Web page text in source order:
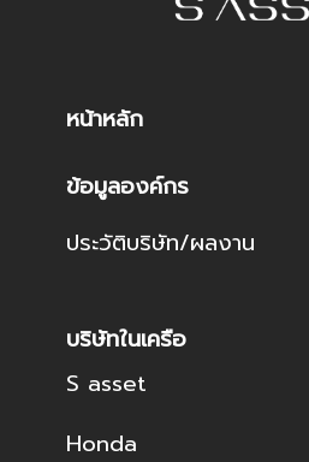
หน้าหลัก
ข้อมูลองค์กร
ประวัติบริษัท/ผลงาน
บริษัทในเครือ
S asset
Honda